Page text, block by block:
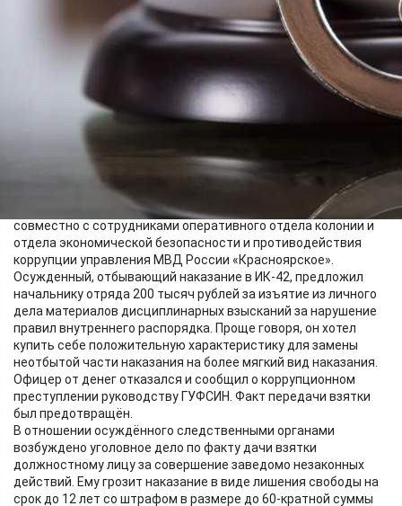
Пресс-служба ГУФСИН России по Красноярскому краю
Попытку дачи взятки начальнику отряда отдела по
воспитательной работе с осуждёнными исправительной
колонии № 42 пресекли сотрудники управления собственной
безопасности ГУФСИН России по Красноярскому краю
совместно с сотрудниками оперативного отдела колонии и
отдела экономической безопасности и противодействия
коррупции управления МВД России «Красноярское».
Осужденный, отбывающий наказание в ИК-42, предложил
начальнику отряда 200 тысяч рублей за изъятие из личного
дела материалов дисциплинарных взысканий за нарушение
правил внутреннего распорядка. Проще говоря, он хотел
купить себе положительную характеристику для замены
неотбытой части наказания на более мягкий вид наказания.
Офицер от денег отказался и сообщил о коррупционном
преступлении руководству ГУФСИН. Факт передачи взятки
был предотвращён.
В отношении осуждённого следственными органами
возбуждено уголовное дело по факту дачи взятки
должностному лицу за совершение заведомо незаконных
действий. Ему грозит наказание в виде лишения свободы на
срок до 12 лет со штрафом в размере до 60-кратной суммы